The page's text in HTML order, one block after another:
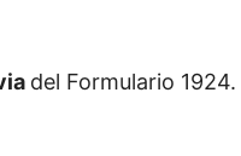
del Formulario 1924.